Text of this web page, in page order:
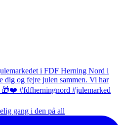
gang i den på all